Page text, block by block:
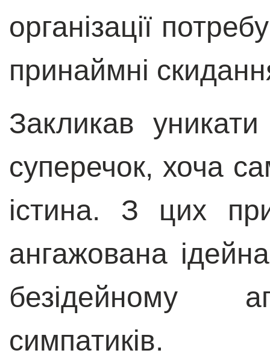
організації
принаймні
Закликав
суперечок, хоча
істина. З цих
ангажована
безідейному
симпатиків.